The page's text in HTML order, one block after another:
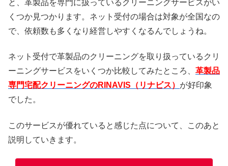
と、革製品を専門に扱っているクリーニングサービスがい
くつか見つかります。ネット受付の場合は対象が全国なの
で、依頼数も多くなり経営しやすくなるんでしょうね。
ネット受付で革製品のクリーニングを取り扱っているクリ
ーニングサービスをいくつか比較してみたところ、 革製品
専門宅配クリーニングのRINAVIS（リナビス） が好印象
でした。
このサービスが優れていると感じた点について、このあと
説明していきます。